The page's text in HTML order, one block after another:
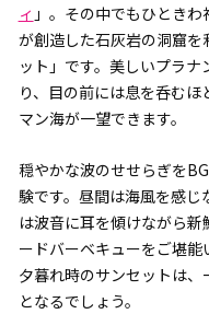
ィ 」。その中でもひとき
が創造した石灰岩の洞窟
ット」です。美しいプラ
り、目の前には息を呑む
マン海が一望できます。
穏やかな波のせせらぎを
験です。昼間は海風を感
は波音に耳を傾けながら
ードバーベキューをご堪
夕暮れ時のサンセットは
となるでしょう。